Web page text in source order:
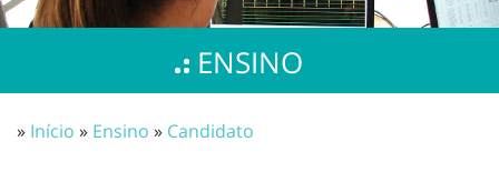
ENSINO
» Início » Ensino » Candidato